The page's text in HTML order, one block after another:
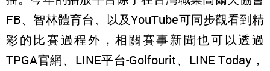
FB、智林體育台、以及YouTube可同步觀看到精
彩的比賽過程外，相關賽事新聞也可以透過
TPGA官網、LINE平台-Golfourit、LINE Today，